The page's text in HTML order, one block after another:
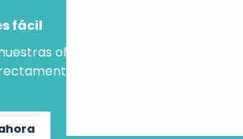
fácil
ofertas e ideas para las
en tu bandeja de